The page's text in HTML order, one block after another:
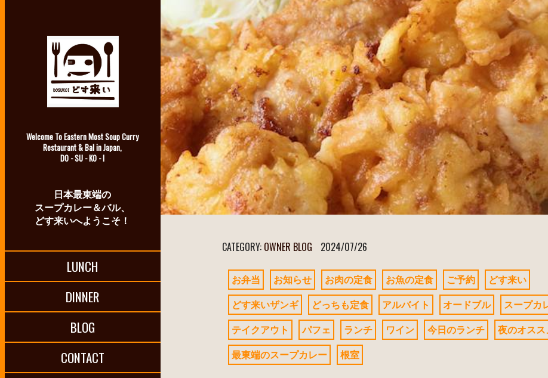
Welcome To Eastern Most Soup Curry
Restaurant & Bal in Japan,
DO - SU - KO - I
日本最東端の
スープカレー＆バル、
どす来いへようこそ！
LUNCH
DINNER
BLOG
CONTACT
CATEGORY: OWNER BLOG 2024/07/26
お弁当 お知らせ お肉の定食 お魚の定食 ご予約
どす来い
どす来いザンギ
どっちも定食 アルバイト オードブル
スープカ
テイクアウト
パフェ ランチ ワイン 今日のランチ
夜のオスス
最東端のスープカレー
根室